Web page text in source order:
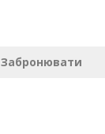
Забронювати